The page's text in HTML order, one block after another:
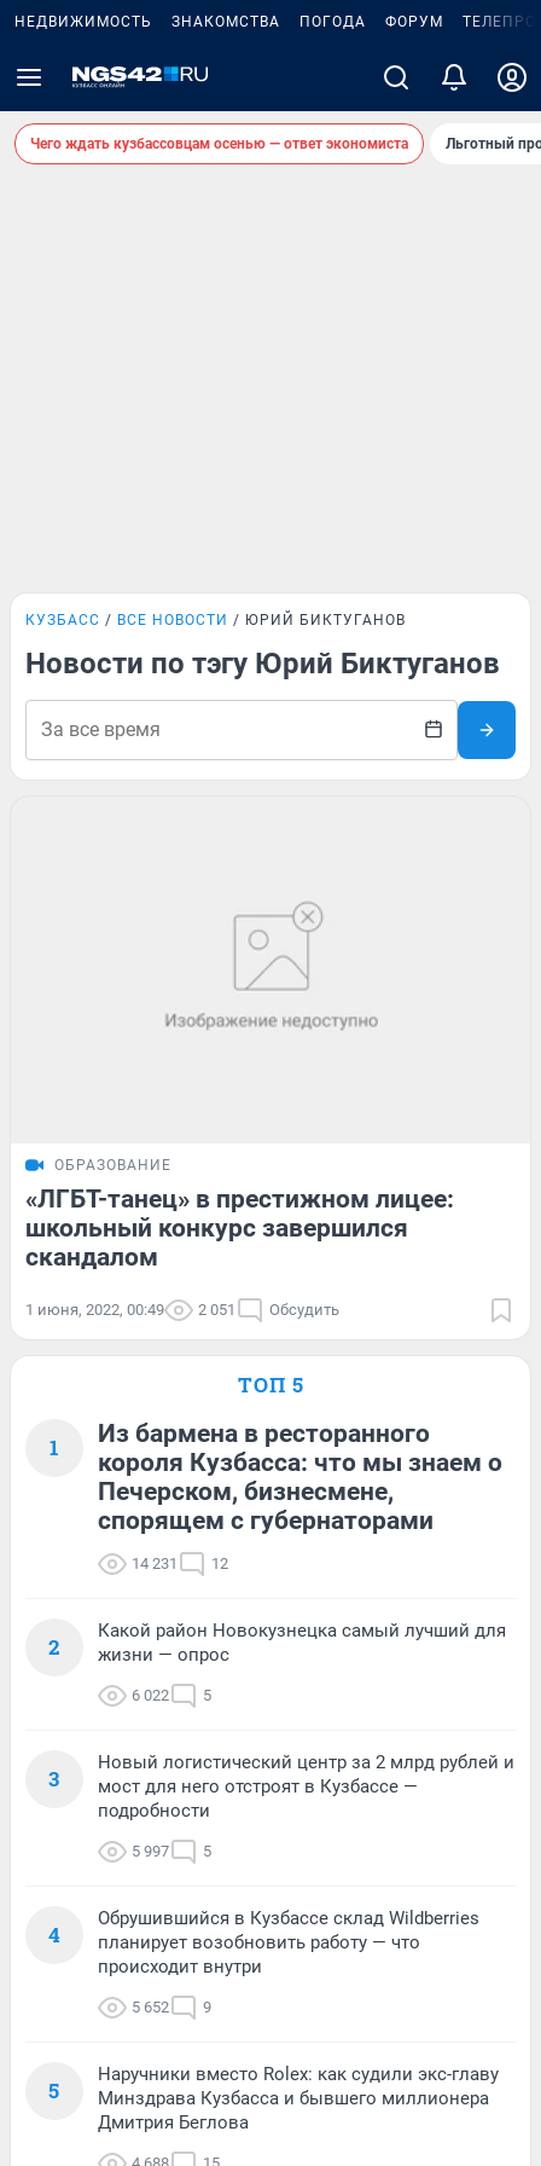
НЕДВИЖИМОСТЬ ЗНАКОМСТВА ПОГОДА ФОРУМ
Чего ждать кузбассовцам осенью — ответ экономиста Льготный
КУЗБАСС ВСЕ НОВОСТИ ЮРИЙ БИКТУГАНОВ
Новости по тэгу Юрий Биктуганов
ОБРАЗОВАНИЕ
«ЛГБТ-танец» в престижном лицее:
школьный конкурс завершился
скандалом
1 июня, 2022, 00:49 2 051 Обсудить
ТОП 5
1
Из бармена в ресторанного
короля Кузбасса: что мы знаем о
Печерском, бизнесмене,
спорящем с губернаторами
14 231 12
2
Какой район Новокузнецка самый лучший для
жизни — опрос
6 022 5
3
Новый логистический центр за 2 млрд рублей и
мост для него отстроят в Кузбассе —
подробности
5 997 5
4
Обрушившийся в Кузбассе склад Wildberries
планирует возобновить работу — что
происходит внутри
5 652 9
5
Наручники вместо Rolex: как судили экс-главу
Минздрава Кузбасса и бывшего миллионера
Дмитрия Беглова